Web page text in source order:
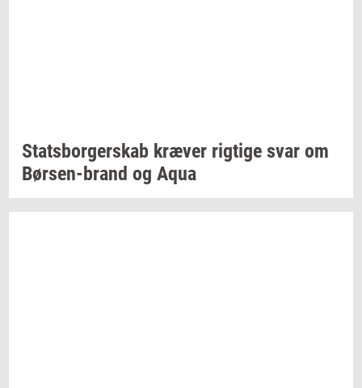
Stats­bor­ger­skab kræ­ver rig­ti­ge svar om
Børsen-​brand og Aqua